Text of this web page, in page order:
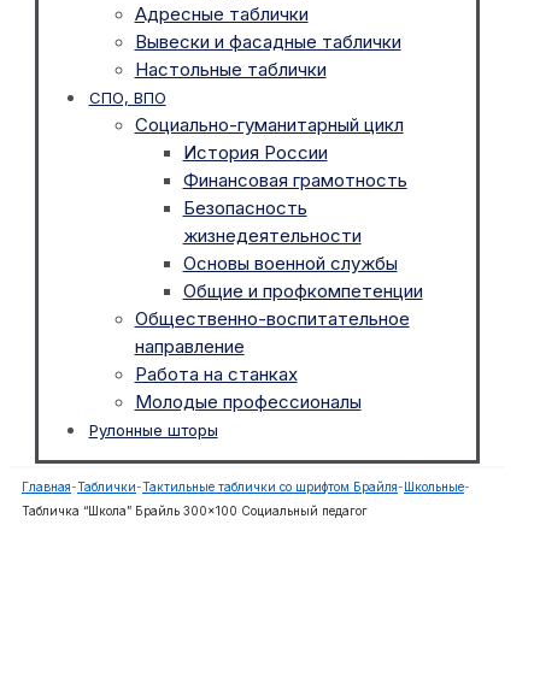
Адресные таблички
Вывески и фасадные таблички
Настольные таблички
СПО, ВПО
Социально-гуманитарный цикл
История России
Финансовая грамотность
Безопасность
жизнедеятельности
Основы военной службы
Общие и профкомпетенции
Общественно-воспитательное
направление
Работа на станках
Молодые профессионалы
Рулонные шторы
Главная-Таблички-Тактильные таблички со шрифтом Брайля- Школьные-
Табличка “Школа” Брайль 300×100 Социальный педагог